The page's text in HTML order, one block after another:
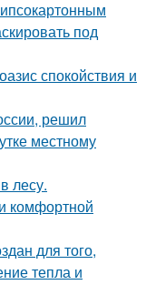
под
спокойствия и
решил
местному
лесу.
комфортной
для того,
тепла и